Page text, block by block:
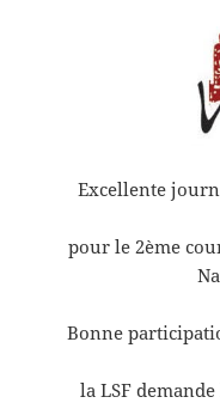
Excellente
pour le 2ème
Bonne
la LSF